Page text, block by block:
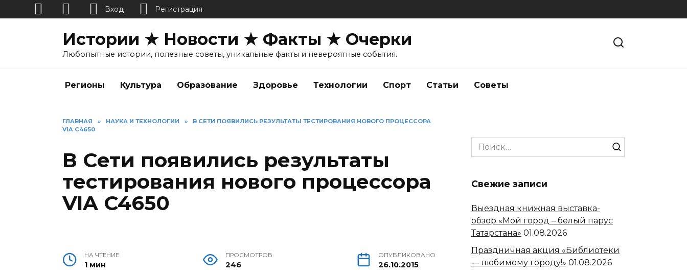
Истории ★ Новости ★ Факты ★ Очерки
Любопытные истории, полезные советы, уникальные факты и невероятные события.
Регионы Культура Образование Здоровье Технологии Спорт Статьи Советы
ГЛАВНАЯ » НАУКА И ТЕХНОЛОГИИ »
В СЕТИ ПОЯВИЛИСЬ РЕЗУЛЬТАТЫ ТЕСТИРОВАНИЯ НОВОГО ПРОЦЕССОРА
VIA C4650
В Сети появились результаты
тестирования нового процессора
VIA C4650
НА ЧТЕНИЕ
1 мин
ПРОСМОТРОВ
246
ОПУБЛИКОВАНО
26.10.2015
Search
for:
Свежие записи
Выездная книжная выставка-
обзор «Мой город – белый парус
Татарстана» 01.08.2026
Праздничная акция «Библиотеки
— любимому городу!» 01.08.2026
Вход Регистрация